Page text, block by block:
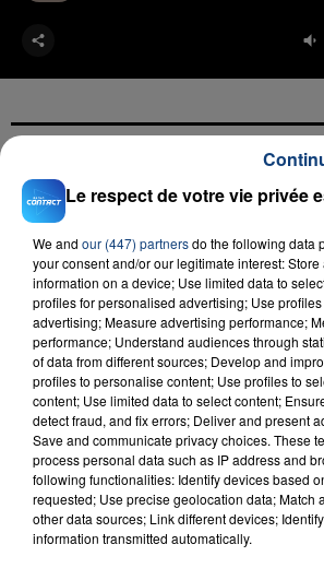
FIL D'ACTU
23 juillet 2026
INCENDIE MORTEL À LENS :
SON BÉBÉ ENTRE LA VIE ET
Un homme s'est immolé par le
aspergé sa compagne et leur
d'un liquide inflammable.
Le respect de votre vie privée
We and our (447) partnersdo the following data
your consent and/or our legitimate interest:
information on a device; Use limited data to
profiles for personalised advertising; Use
advertising; Measure advertising performance;
performance; Understand audiences through
of data from different sources; Develop and
profiles to personalise content; Use profiles to
content; Use limited data to select content;
detect fraud, and fix errors; Deliver and present
Save and communicate privacy choices. These
process personal data such as IP address and
following functionalities: Identify devices based
requested; Use precise geolocation data; Match
other data sources; Link different devices;
information transmitted automatically.